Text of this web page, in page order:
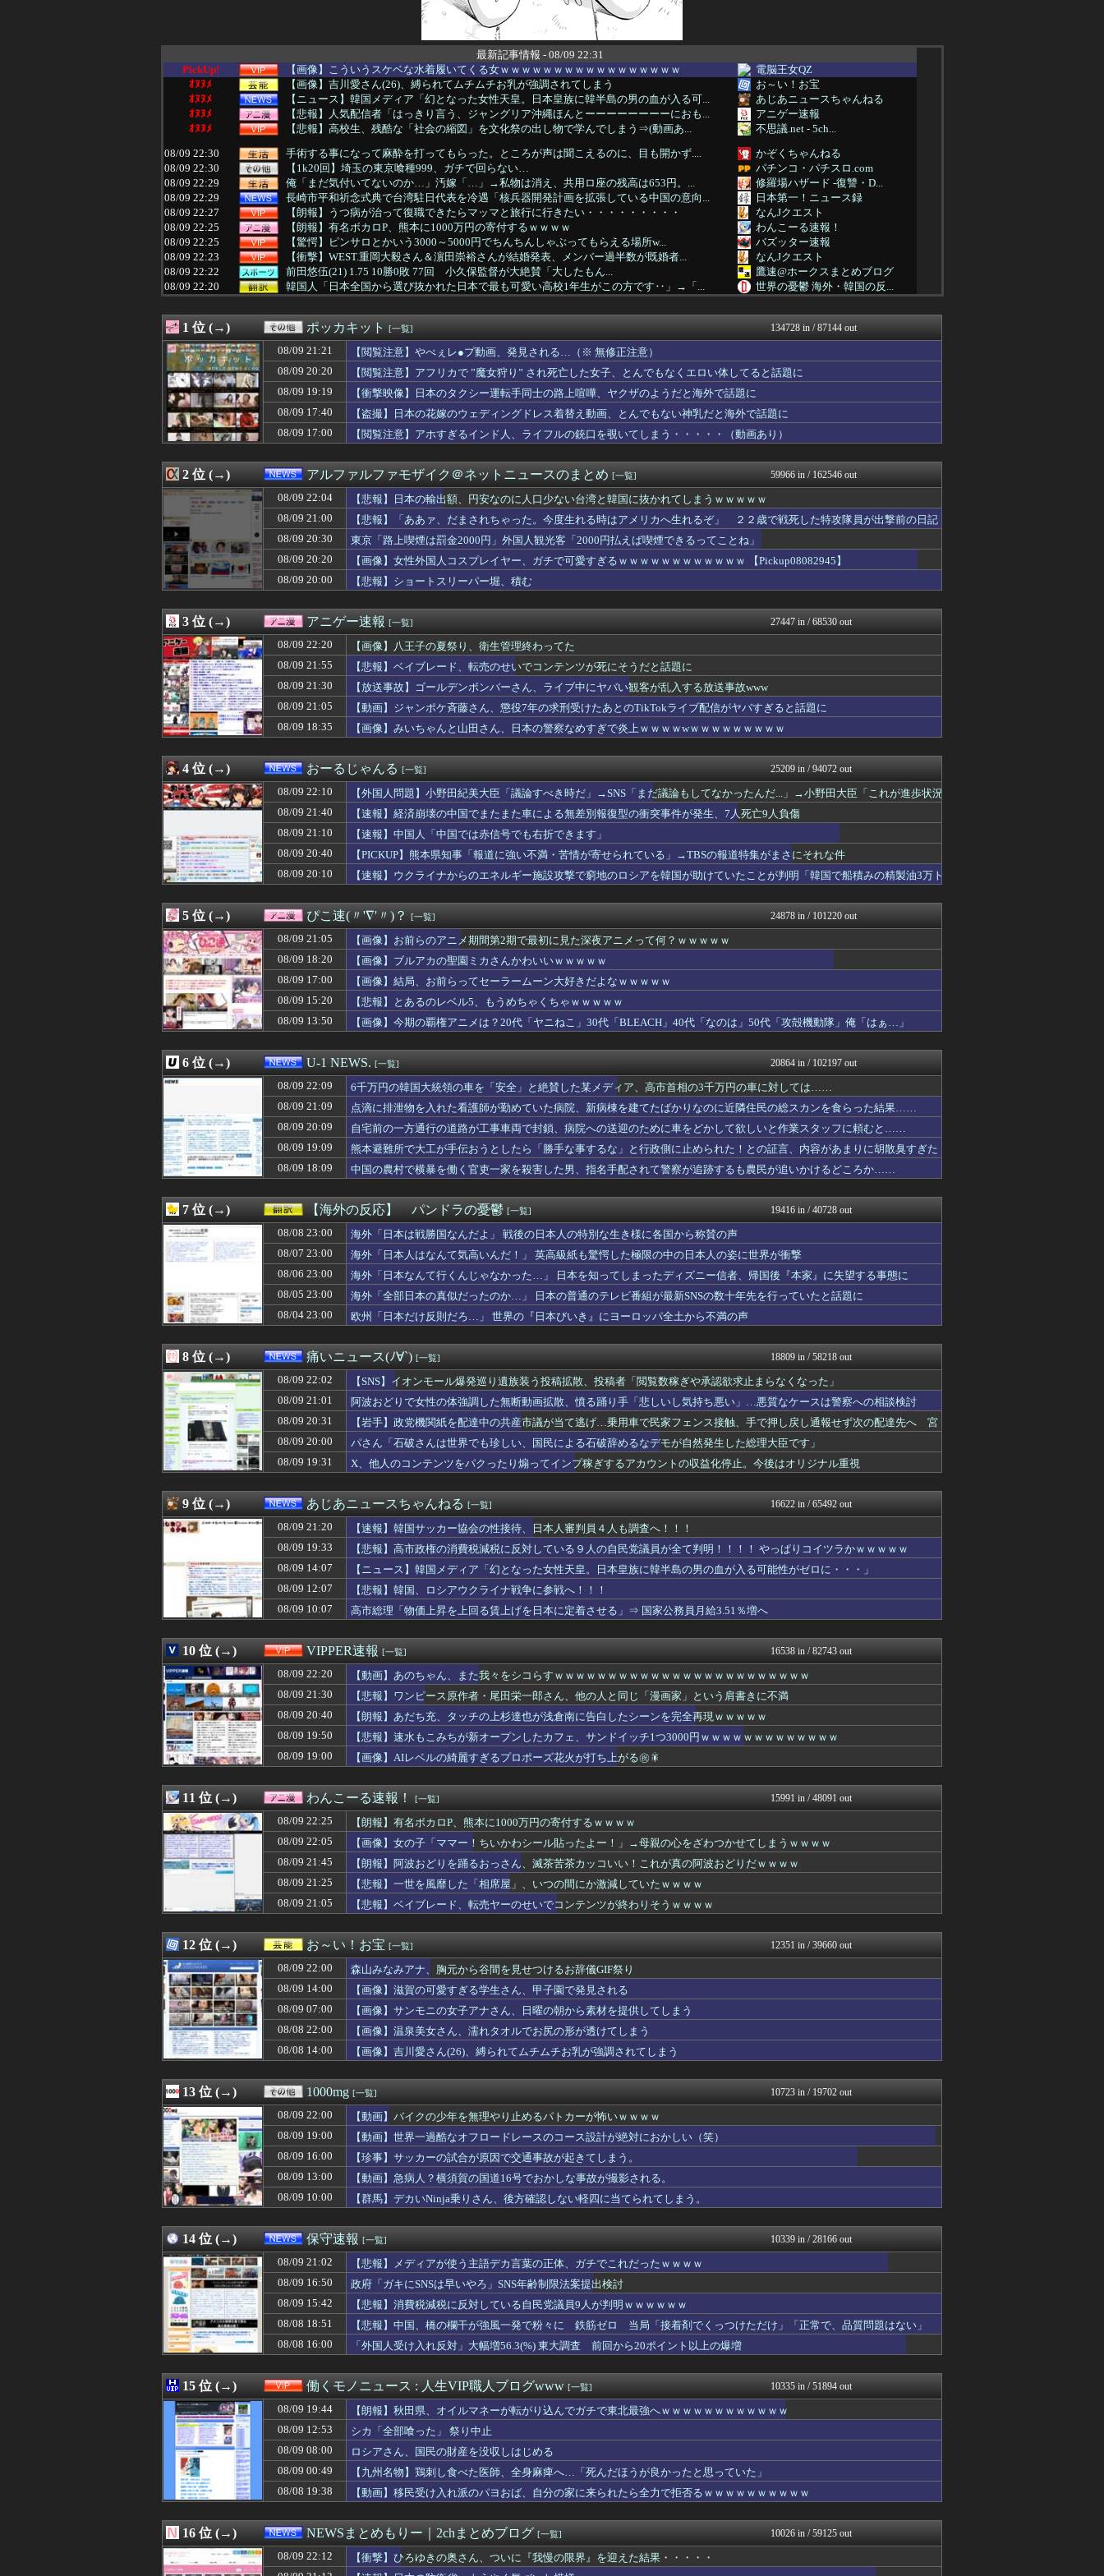
最新記事情報 - 08/09 22:31
PickUp!
【画像】こういうスケベな水着履いてくる女ｗｗｗｗｗｗｗｗｗｗｗｗｗｗｗｗｗ
電脳王女QZ
ｵﾇﾇﾒ
【画像】吉川愛さん(26)、縛られてムチムチお乳が強調されてしまう
お～い！お宝
ｵﾇﾇﾒ
【ニュース】韓国メディア「幻となった女性天皇。日本皇族に韓半島の男の血が入る可...
あじあニュースちゃんねる
ｵﾇﾇﾒ
【悲報】人気配信者「はっきり言う、ジャングリア沖縄ほんとーーーーーーーーにおも...
アニゲー速報
ｵﾇﾇﾒ
【悲報】高校生、残酷な「社会の縮図」を文化祭の出し物で学んでしまう⇒(動画あ...
不思議.net - 5ch...
08/09 22:30
手術する事になって麻酔を打ってもらった。ところが声は聞こえるのに、目も開かず....
かぞくちゃんねる
08/09 22:30
【1k20回】埼玉の東京喰種999、ガチで回らない…
パチンコ・パチスロ.com
08/09 22:29
俺「まだ気付いてないのか…」汚嫁「…」→私物は消え、共用ロ座の残高は653円。...
修羅場ハザード -復讐・D...
08/09 22:29
長崎市平和祈念式典で台湾駐日代表を冷遇「核兵器開発計画を拡張している中国の意向...
日本第一！ニュース録
08/09 22:27
【朗報】うつ病が治って復職できたらマッマと旅行に行きたい・・・・・・・・・
なんJクエスト
08/09 22:25
【朗報】有名ボカロP、熊本に1000万円の寄付するｗｗｗｗ
わんこーる速報！
08/09 22:25
【驚愕】ピンサロとかいう3000～5000円でちんちんしゃぶってもらえる場所w...
バズッター速報
08/09 22:23
【衝撃】WEST.重岡大毅さん＆濵田崇裕さんが結婚発表、メンバー過半数が既婚者...
なんJクエスト
08/09 22:22
前田悠伍(21) 1.75 10勝0敗 77回 小久保監督が大絶賛「大したもん...
鷹速@ホークスまとめブログ
08/09 22:20
韓国人「日本全国から選び抜かれた日本で最も可愛い高校1年生がこの方です‥」→「...
世界の憂鬱 海外・韓国の反...
08/09 22:20
【動画】あのちゃん、また我々をシコらすｗｗｗｗｗｗｗｗｗｗｗｗｗｗｗｗｗｗｗｗ...
VIPPER速報
08/09 22:19
阪神ファン『坂本誠志郎の偉大さを再確認した試合だった』
阪神タイガースちゃんねる
08/09 22:19
【画像】このレベルの貧乳ってｗｗｗ
08/09 22:19
【困惑】靖国神社「軍服コスプレやめろ、“慰霊”の意味考えろ」・・・・・・・・・
なんJクエスト
08/09 22:18
【速報】井上和の近影、マジでデカい。何がとは言わんが
乃木坂46まとめ 乃木りん...
08/09 22:17
店側が設定示唆はNGなのに、台自体が演出で設定示唆するのはなんで許されてるの？
08/09 22:16
【画像】400万円のイヤホンｗｗｗｗｗｗｗｗ
なんJ PRIDE
08/09 22:15
私「今年も好きです！」彼「ごめん…」→3年連続で振られ続け、諦めた翌年にまさか...
鬼女の宅配便 - 修羅場・...
08/09 22:15
【画像】在阪局の女子アナさん、なんG民好みだと話題に
ラビット速報
08/09 22:15
【朗報】セルフレジ中に後ろでただ立ってる店員さんに時給が発生するのおかしい←3...
なんJクエスト
08/09 22:15
【画像】陸上女子の中→高→大の成長記録 凄いw
まとめCUP
08/09 22:14
打球が顔面直撃の渡部聖弥、眼窩底骨折との診断
08/09 22:12
【衝撃】ひろゆきの奥さん、ついに『我慢の限界』を迎えた結果・・・・・
NEWSまとめもりー｜2c...
08/09 22:12
【平和祈念式典】長崎市長、「長崎平和宣言」の一文を読み飛ばす 「NPTの義務...
もえるあじあ(･∀･)
08/09 22:12
実の兄が彼女と浮気相手を妊娠させて実家が修羅場に。その状況で私にも悲劇が...
08/09 22:11
【朗報】ダウンタウンプラス絶好調の松本人志(62)、見た目がいまだにめっちゃ若...
mashlife通信
08/09 22:10
【悲報】お前らがPS6に求めてることって何？ｗｗｗｗｗｗｗｗｗｗ
なんJクエスト
08/09 22:10
明石家さんま、夏の甲子園の猛暑対策に指摘
08/09 22:10
【画像】綾瀬はるか、サーフィンするボディラインがHすぎる
まとめ芸能＠美女画像まとめ...
08/09 22:10
【外国人問題】小野田紀美大臣「議論すべき時だ」→SNS「まだ議論もしてなかった...
おーるじゃんる
08/09 22:09
私の名は修正の人生を歩んできた。別にキラキラネームじゃないのに
08/09 22:09
さくらみこ：３日目開店‼ ホロメンからのサムネ依頼もらったにぇ‼🎉「2025/...
トレンドの通り道
08/09 22:09
6千万円の韓国大統領の車を「安全」と絶賛した某メディア、高市首相の3千万円の車...
08/09 22:09
【悲報】高野連「暑熱対策で第2試合は13:30プレイボールや！」←こいつら
ぶる速-VIP
08/09 22:08
韓国サッカー協会、W杯で外国人審判に性接待をしていたことがバレて大炎上
ゴールデンタイムズ
08/09 22:08
【ウマ娘】カレンチャンはウマ娘の力に加えて合気道持ちだからな
ウマ娘まとめ超速報！
08/09 22:06
【画像】爆美女ギャル「彼氏に可愛いって言われたい」美容師「ええ～彼氏さん厳しい...
なんJクエスト
08/09 22:06
【動画】ロシアの少年、姉（14）の水着姿に勃起してしまうｗｗｗｗｗｗ
まにゅそく 2chまとめニ...
08/09 22:05
【驚愕】陰キャ女子、勤務中にBeRealしてる同僚をチクってクビにさせるｗｗｗ...
不思議.net - 5ch...
08/09 22:05
【特攻隊員の本音】「ああァ、だまされちゃった。今度生れる時はアメリカへ生れるぞ...
哲学ニュースnwk
08/09 22:05
【ドラゴンボール】孫悟空のスーパーサイヤ人化という、漫画史においても歴史的瞬間...
最強ジャンプ放送局
【悲報】「日本式漫画」、中国・韓国にガチ惨敗 世界標準は縦読みフルカラーへ・・...
なんJクエスト
08/09 22:05
【画像】女の子「ママー！ちいかわシール貼ったよー！」→母親の心をざわつかせてし...
08/09 22:05
【動画】∧∨女優の瀬戸環奈さん、水着姿のファンサービスで男子を喜ばせてしまうｗ...
女子アナお宝画像速報－5c...
08/09 22:05
【新造人間キャシャーン】threezero X Yoshi.「キャシャーン w...
fig速
08/09 22:05
「自衛隊は違憲」←これどう思う？
大艦巨砲主義！
08/09 22:04
今の30~40代くらいの声優大好きだけど
おたくみくす 声優まとめ
08/09 22:04
【悲報】日本の輸出額、円安なのに人口少ない台湾と韓国に抜かれてしまうｗｗｗｗｗ
アルファルファモザイク＠ネ...
08/09 22:03
大谷ドジャースが強くなったのは他球団の先見性の無さが理由？←「懐事情の差だろ」...
08/09 22:03
何回プログラミングやってもi++が頭に入ってこないんだが
かせまと！
08/09 22:03
卒業式で教え子たちに自信を持ってほしいと餞の言葉を送った。すると保護者から「学...
修羅の華-家庭・生活まとめ
08/09 22:02
【SNS】イオンモール爆発巡り遺族装う投稿拡散、投稿者「閲覧数稼ぎや承認欲求止...
08/09 22:02
※ΞガンダムってZZのハイメガキャノン受けても耐えられるの？
08/09 22:02
【画像】令和最新版・あのちゃん
いたしん！
08/09 22:01
【悲報】6年引きこもってたら発語能力消えたんやが、これどうやって直せばええんや...
凹凸ちゃんねる 発達障害・...
08/09 22:01
パソコンの正式名、一字一句正しく書けるの少数派説
08/09 22:01
みんなで知能テスト受けようぜ
資格ちゃんねる
08/09 22:01
悠仁様、友達とテントを設営し笑顔で「悠仁と呼んで」ｗｗｗｗｗｗｗｗ
なんJ PRIDE
【ウマ娘】ニシノフラワーの勝負服コスで来てる売り子のウマ娘！？
ウマ娘まとめ速報うまろぐ
08/09 22:00
【画像あり】お前らはこの「ラーメン+半チャーハン+餃子」にいくら払える？ｗｗｗ...
投資ちゃんねる
08/09 22:00
【ホロライブ】ラプ様、スロットで456確のかぐや様をぶん回すも吸われて絶望 ←...
VTuberNews
08/09 22:00
【艦これ】ポニー黒潮 他
あ艦これ ～艦隊これくしょ...
08/09 22:00
【原爆の日】自称女子児童「座り込みしてたら男性機動隊に足を掴まれて強制排除され...
モナニュース
08/09 22:00
雪歩「私もぷにぷにしたい」
えすえすログ
08/09 22:00
【ラブライブ！】ラブカやってる？
コンテンツ・声優 | ラブ...
08/09 22:00
【悲報】子持ちパパ「残念！実はゲイでしたw」"既婚ゲイ"の被害、広がる……
08/09 22:00
ラーメンに柑橘系の風味ついてるの許せる？
08/09 22:00
【動画】バイクの少年を無理やり止めるパトカーが怖いｗｗｗｗ
1000mg
08/09 22:00
【画像】ノースリーブのみく、大変なことになってるって...
乃木通 乃木坂46櫻坂46...
【画像】たこ焼き焼いてる
明日は何を食べようか
08/09 22:00
【朗報】PS6さん、PS5の2倍超の性能になる模様！
ゲーム実況者速報＠YouT...
08/09 22:00
海外「日本人は恥に関して深刻な問題を抱えている。自意識過剰だし、その意見を他人...
ガラパゴスジャパン - 海...
08/09 22:00
〈満員山手線にベビーカーで炎上〉「折りたたまず乗車できる」はずなのに…JR東日...
08/09 22:00
DeNA 3－0 広島、3タテで今季10度目の完封勝ち！片山最長6回零封で2勝...
ベイスターズNEWS
08/09 22:00
海外「監査が入る日は期限切れのサプリを全部トラックに積んで、社長の倉庫に隠して...
08/09 22:00
『エルデンリング ナイトレイン』作ってみたけど微妙だったビルドの話をしよう
けおけお速報
08/09 22:00
韓国人「漢江ベルトと市議会を民主党が占領、5選のオ・セフン市政にブレーキがかか...
韓国ニュース反応まとめ
08/09 22:00
森山みなみアナ、胸元から谷間を見せつけるお辞儀GIF祭り
お～い！お宝
08/09 22:00
【SS】果南「ダイヤんちに蔵があってさぁ」
SS！ラブライブ！
08/09 22:00
毛沢東に手紙を書いた将軍、翌月に失脚
ネトウヨにゅーす
08/09 22:00
おまえらが面白いと思ったホラー映画教えて
カンダタ速報
08/09 21:57
両親も妹も弟もウワキしていたせいで、嫁の両親から俺まで疑われた。「ウワキできそ...
素敵な鬼女様
08/09 21:55
鶏刺しを食べたお医者さん、ギラン・バレー症候群で全身麻痺 今でも車いす生活
ゴールデンタイムズ
08/09 21:55
カープ〝屈辱〟横浜に3タテされ5連敗。鈴木健矢6回1失点快投も辰見痛恨の三盗失...
広島東洋カープまとめブログ...
08/09 21:55
【悲報】ベイブレード、転売のせいでコンテンツが死にそうだと話題に
長崎の語り部の男性(84)、学生に『日本も核武装が必要』と言われびっくり [...
国難にあってもの申す！！
【朗報】小田さくら「弓桁朱琴は流行に乗らないタイプと思われたいので、シール帳は...
℃-ute派なんday
08/09 21:51
桜木花道「バスケ始めて4ヶ月で全国トップレベルのPFになりました」
バスケまとめ・COM
08/09 21:51
カナダの山火事が深刻化！住宅地にまで火の手が迫る（海外の反応）
08/09 21:50
【画像】テレ朝の並木万里菜アナが巨乳の形を丸わかりにしてしまう
アナ速‐女子アナ画像速報
08/09 21:50
池袋近くの1畳スペースに住んでるが
ふぇー速
08/09 21:49
【画像】熟女AV女優さん「40代５人の子持ちバディー どうですか？」ﾊﾟｼｬｯ
なんJミュージアム
08/09 21:48
【衝撃】ガノタ「ガンダム最強パイロットは結局アムロ」←コイツを論破したいんだが...
アニはつ -アニメ発信場-
08/09 21:47
【悲報】岡本和真さん(30)、無事にMLBに攻略される・・・・・・
なんJ PRIDE
08/09 21:47
挨拶できない子
ガールズVIPまとめ
08/09 21:47
【失笑】実家に帰ると、弟嫁から手紙を預かってるとのこと。読んでみると「あなたの...
奥様は鬼女-DQN返しまと...
08/09 21:46
赤旗配達中の共産党市議（７８）、車で民家当て逃げ
ガールズVIPまとめ
08/09 21:45
【朗報】阿波おどりを踊るおっさん、滅茶苦茶カッコいい！これが真の阿波おどりだｗ...
わんこーる速報！
08/09 21:45
阪神ファン『京セラ3連戦で学んだことはこれ』
阪神タイガースちゃんねる
08/09 21:44
【画像】いとももさんの生腋画像が…
妹はVIPPER
08/09 21:43
【俳優】中沢元紀さんが気になる（語りたい）
ガールズVIPまとめ
08/09 21:41
「そうめんともう一品」何にする？
ガールズVIPまとめ
08/09 21:41
西武・渡部聖弥、左眼窩底骨折で離脱へ
08/09 21:41
【古今東西】偉人の名言
ガールズVIPまとめ
08/09 21:41
スーパーあるある言いたい
ガールズVIPまとめ
08/09 21:41
海外「パワーヒッター！」村上宗隆が逆方向ギリギリに2試合連続26号ホームラン！...
わーすぽ 海外の反応
【日向坂46】大田美月さん、デカすぎると話題に・・・
【FF14】「クレセントアイルのサポジョブ性能は全部が妥当すぎて面白くない、弱...
08/09 21:40
【画像】ベトナムのJKさん、下着が透け透けｗｗｗwｗｗｗｗｗｗｗｗ❤
なんJミュージアム
08/09 21:40
イソジンを２０－３０倍に希釈して髪につけてすすぐといいよ
ねこのあまやどり
08/09 21:40
菅原咲月ちゃん、完全サプライズで号泣！？【乃木坂46】
坂道情報通～乃木坂46まと...
08/09 21:40
【速報】経済崩壊の中国でまたまた車による無差別報復型の衝突事件が発生、7人死亡...
08/09 21:39
66歳「年金も入ってくる年齢だし勉強するのにちょうどいいかなって」。司法試験合...
08/09 21:39
嫁「嫌いじゃないけど、好きかは分からない」俺「え…？」→突然告げられた言葉より...
鬼女はみた -修羅場・恋愛...
08/09 21:39
旦那の好きなところ、嫌なところ
ガールズVIPまとめ
08/09 21:39
【甘え】上京できなかったことがコンプレックスになってしまっている娘に、嫁が『娘...
08/09 21:38
【速報】渡辺莉奈(17)の生足、エグいだろ・・・
08/09 21:38
【動画】BYD車、高速道路で後続車にリアウインドウアタックを仕掛けてしまうｗｗ...
サイ速
08/09 21:36
日産「ノートオーラNISMO」8月に改良か？ ブラック仕様追加の可能性
ゆめ痛 -自動車まとめブロ...
08/09 21:35
韓国人「現在、日本で可愛いと話題になっている高校野球部のマネージャーがこちら…...
海外トークログ
08/09 21:35
【衝撃】幼稚園のころイキってた金持ちママが旦那が死んだ結果･････⇒！！
08/09 21:35
「おにぎりリヤカー」の美女、ついに実店舗をオープン！！
08/09 21:35
年収380万で妻子持ち家マイカー持ち貯金1000万貯まる
ふぇー速
08/09 21:34
【どこでしょう】とある政党の市議、党機関紙を配達中に当て逃げ 乗用車で民家のフ...
正義の見方
08/09 21:34
【画像】筋トレ民「俺のことチビって言う奴いるけど178㎝あるから」
08/09 21:34
【画像あり】一般作だけどエロいシーンがあって、妙にムラムラしてしまった作品
08/09 21:34
【ホロライブ】ホロドリやるのに画面にフィルムどうしてる？
ホロちゃんねる
08/09 21:33
ワイ「ニーサやろう！」マッマ「結果見せてみ？」
かせまと！
08/09 21:33
【ｼｺ画像】水着の巨乳女さん、興奮して乳首がビンビンになってしまうｗｗｗｗｗｗ...
えっ!?またここのサイト?
08/09 21:33
【朗報】元レアルの神童Ｊデビューへ！登録名「中井卓大ピピ」日本初挑戦の22歳今...
watch＠２ちゃんねる
08/09 21:32
フロムソフトウェア「『The Duskbloods』ネットワークテストに沢山の...
08/09 21:32
【画像】パン線透けまくってるOLの尻wwwwww
08/09 21:32
波乱のカナダマスターズ！フォンセカがベスト16、ホダルがベスト8へ！新時代到来...
スマッシュ速報
08/09 21:31
夫の仕事帰りに買物頼むととりあえずえー？とか不満げな返事だけしてくる
気団談
08/09 21:31
韓国人「日本人はお腹を空かして、韓国人観光客がお腹いっぱい食べるのを羨ましがっ...
コリアル
08/09 21:31
海外「なぜ実刑じゃないの？」寺社に油を撒いた日本人医師の男に下った判決に海外び...
08/09 21:31
【悲報】若槻千夏さん、変わり果てた姿で発見wwwwwww
BIPブログ
08/09 21:31
【悲報】ワイ、年下後輩が他社の人間に俺の名前を言う時に「呼び捨て」にするのが腹... おうまがタイムズ
1 位 (→) ポッカキット [一覧] 134728 in / 87144 out
08/09 21:21
【閲覧注意】やべぇレ●プ動画、発見される…（※ 無修正注意）
08/09 20:20
【閲覧注意】アフリカで ”魔女狩り” され死亡した女子、とんでもなくエロい体してると話題に
08/09 19:19
【衝撃映像】日本のタクシー運転手同士の路上喧嘩、ヤクザのようだと海外で話題に
08/09 17:40
【盗撮】日本の花嫁のウェディングドレス着替え動画、とんでもない神乳だと海外で話題に
08/09 17:00
【閲覧注意】アホすぎるインド人、ライフルの銃口を覗いてしまう・・・・・（動画あり）
2 位 (→) アルファルファモザイク＠ネットニュースのまとめ [一覧] 59966 in / 162546 out
08/09 22:04
【悲報】日本の輸出額、円安なのに人口少ない台湾と韓国に抜かれてしまうｗｗｗｗｗ
08/09 21:00
【悲報】「ああァ、だまされちゃった。今度生れる時はアメリカへ生れるぞ」 ２２歳で戦死した特攻隊員が出撃前の日記
に残した本音
08/09 20:30
東京「路上喫煙は罰金2000円」外国人観光客「2000円払えば喫煙できるってことね」
08/09 20:20
【画像】女性外国人コスプレイヤー、ガチで可愛すぎるｗｗｗｗｗｗｗｗｗｗｗｗ 【Pickup08082945】
08/09 20:00
【悲報】ショートスリーパー堀、積む
3 位 (→) アニゲー速報 [一覧] 27447 in / 68530 out
08/09 22:20
【画像】八王子の夏祭り、衛生管理終わってた
08/09 21:55
【悲報】ベイブレード、転売のせいでコンテンツが死にそうだと話題に
08/09 21:30
【放送事故】ゴールデンボンバーさん、ライブ中にヤバい観客が乱入する放送事故www
08/09 21:05
【動画】ジャンポケ斉藤さん、懲役7年の求刑受けたあとのTikTokライブ配信がヤバすぎると話題に
wwwwwwwwwwwwwwwwwwww
08/09 18:35 【画像】みいちゃんと山田さん、日本の警察なめすぎで炎上ｗｗｗｗwｗｗｗｗｗｗｗｗｗ
4 位 (→) おーるじゃんる [一覧] 25209 in / 94072 out
08/09 22:10
【外国人問題】小野田紀美大臣「議論すべき時だ」→SNS「まだ議論もしてなかったんだ...」→小野田大臣「これが進歩状況
です」めちゃくちゃ仕事していた！
08/09 21:40
【速報】経済崩壊の中国でまたまた車による無差別報復型の衝突事件が発生、7人死亡9人負傷
08/09 21:10
【速報】中国人「中国では赤信号でも右折できます」
08/09 20:40
【PICKUP】熊本県知事「報道に強い不満・苦情が寄せられている」→TBSの報道特集がまさにそれな件
08/09 20:10
【速報】ウクライナからのエネルギー施設攻撃で窮地のロシアを韓国が助けていたことが判明「韓国で船積みの精製油3万ト
5 位 (→) ぴこ速(〃'∇'〃)？ [一覧] 24878 in / 101220 out
08/09 21:05
【画像】お前らのアニメ期間第2期で最初に見た深夜アニメって何？ｗｗｗｗｗ
08/09 18:20
【画像】ブルアカの聖園ミカさんかわいいｗｗｗｗｗ
08/09 17:00
【画像】結局、お前らってセーラームーン大好きだよなｗｗｗｗｗ
08/09 15:20
【悲報】とあるのレベル5、もうめちゃくちゃｗｗｗｗｗ
08/09 13:50
【画像】今期の覇権アニメは？20代「ヤニねこ」30代「BLEACH」40代「なのは」50代「攻殻機動隊」俺「はぁ…」
6 位 (→) U-1 NEWS. [一覧] 20864 in / 102197 out
08/09 22:09
6千万円の韓国大統領の車を「安全」と絶賛した某メディア、高市首相の3千万円の車に対しては……
08/09 21:09
点滴に排泄物を入れた看護師が勤めていた病院、新病棟を建てたばかりなのに近隣住民の総スカンを食らった結果……
08/09 20:09
自宅前の一方通行の道路が工事車両で封鎖、病院への送迎のために車をどかして欲しいと作業スタッフに頼むと……
08/09 19:09
熊本避難所で大工が手伝おうとしたら「勝手な事するな」と行政側に止められた！との証言、内容があまりに胡散臭すぎた
結果……
08/09 18:09 中国の農村で横暴を働く官吏一家を殺害した男、指名手配されて警察が追跡するも農民が追いかけるどころか……
7 位 (→) 【海外の反応】 パンドラの憂鬱 [一覧] 19416 in / 40728 out
08/08 23:00
海外「日本は戦勝国なんだよ」 戦後の日本人の特別な生き様に各国から称賛の声
08/07 23:00
海外「日本人はなんて気高いんだ！」 英高級紙も驚愕した極限の中の日本人の姿に世界が衝撃
08/06 23:00
海外「日本なんて行くんじゃなかった…」 日本を知ってしまったディズニー信者、帰国後『本家』に失望する事態に
08/05 23:00
海外「全部日本の真似だったのか…」 日本の普通のテレビ番組が最新SNSの数十年先を行っていたと話題に
08/04 23:00
欧州「日本だけ反則だろ…」 世界の『日本びいき』にヨーロッパ全土から不満の声
8 位 (→) 痛いニュース(ﾉ∀`) [一覧] 18809 in / 58218 out
08/09 22:02
【SNS】イオンモール爆発巡り遺族装う投稿拡散、投稿者「閲覧数稼ぎや承認欲求止まらなくなった」
08/09 21:01
阿波おどりで女性の体強調した無断動画拡散、憤る踊り手「悲しいし気持ち悪い」…悪質なケースは警察への相談検討
08/09 20:31
【岩手】政党機関紙を配達中の共産市議が当て逃げ…乗用車で民家フェンス接触、手で押し戻し通報せず次の配達先へ 宮
古
08/09 20:00
パさん「石破さんは世界でも珍しい、国民による石破辞めるなデモが自然発生した総理大臣です」
08/09 19:31
X、他人のコンテンツをパクったり煽ってインプ稼ぎするアカウントの収益化停止。今後はオリジナル重視
9 位 (→) あじあニュースちゃんねる [一覧] 16622 in / 65492 out
08/09 21:20
【速報】韓国サッカー協会の性接待、日本人審判員４人も調査へ！！！
08/09 19:33
【悲報】高市政権の消費税減税に反対している９人の自民党議員が全て判明！！！！ やっぱりコイツラかｗｗｗｗｗ
08/09 14:07
【ニュース】韓国メディア「幻となった女性天皇。日本皇族に韓半島の男の血が入る可能性がゼロに・・・」
08/09 12:07
【悲報】韓国、ロシアウクライナ戦争に参戦へ！！！
08/09 10:07
高市総理「物価上昇を上回る賃上げを日本に定着させる」⇒ 国家公務員月給3.51％増へ
10 位 (→) VIPPER速報 [一覧] 16538 in / 82743 out
08/09 22:20
【動画】あのちゃん、また我々をシコらすｗｗｗｗｗｗｗｗｗｗｗｗｗｗｗｗｗｗｗｗｗｗｗｗ
08/09 21:30
【悲報】ワンピース原作者・尾田栄一郎さん、他の人と同じ「漫画家」という肩書きに不満
08/09 20:40
【朗報】あだち充、タッチの上杉達也が浅倉南に告白したシーンを完全再現ｗｗｗｗｗ
08/09 19:50
【悲報】速水もこみちが新オープンしたカフェ、サンドイッチ1つ3000円ｗｗｗｗｗｗｗｗｗｗｗｗｗ
08/09 19:00
【画像】AIレベルの綺麗すぎるプロポーズ花火が打ち上がる㊗🎇
11 位 (→) わんこーる速報！ [一覧] 15991 in / 48091 out
08/09 22:25
【朗報】有名ボカロP、熊本に1000万円の寄付するｗｗｗｗ
08/09 22:05
【画像】女の子「ママー！ちいかわシール貼ったよー！」→母親の心をざわつかせてしまうｗｗｗｗ
08/09 21:45
【朗報】阿波おどりを踊るおっさん、滅茶苦茶カッコいい！これが真の阿波おどりだｗｗｗｗ
08/09 21:25
【悲報】一世を風靡した「相席屋」、いつの間にか激減していたｗｗｗｗ
08/09 21:05
【悲報】ベイブレード、転売ヤーのせいでコンテンツが終わりそうｗｗｗｗ
12 位 (→) お～い！お宝 [一覧] 12351 in / 39660 out
08/09 22:00
森山みなみアナ、胸元から谷間を見せつけるお辞儀GIF祭り
08/09 14:00
【画像】滋賀の可愛すぎる学生さん、甲子園で発見される
08/09 07:00
【画像】サンモニの女子アナさん、日曜の朝から素材を提供してしまう
08/08 22:00
【画像】温泉美女さん、濡れタオルでお尻の形が透けてしまう
08/08 14:00
【画像】吉川愛さん(26)、縛られてムチムチお乳が強調されてしまう
13 位 (→) 1000mg [一覧] 10723 in / 19702 out
08/09 22:00
【動画】バイクの少年を無理やり止めるパトカーが怖いｗｗｗｗ
08/09 19:00
【動画】世界一過酷なオフロードレースのコース設計が絶対におかしい（笑）
08/09 16:00
【珍事】サッカーの試合が原因で交通事故が起きてしまう。
08/09 13:00
【動画】急病人？横須賀の国道16号でおかしな事故が撮影される。
08/09 10:00
【群馬】デカいNinja乗りさん、後方確認しない軽四に当てられてしまう。
14 位 (→) 保守速報 [一覧] 10339 in / 28166 out
08/09 21:02
【悲報】メディアが使う主語デカ言葉の正体、ガチでこれだったｗｗｗｗ
08/09 16:50
政府「ガキにSNSは早いやろ」SNS年齢制限法案提出検討
08/09 15:42
【悲報】消費税減税に反対している自民党議員9人が判明ｗｗｗｗｗｗ
08/08 18:51
【悲報】中国、橋の欄干が強風一発で粉々に 鉄筋ゼロ 当局「接着剤でくっつけただけ」「正常で、品質問題はない」
08/08 16:00
「外国人受け入れ反対」大幅増56.3(%) 東大調査 前回から20ポイント以上の爆増
15 位 (→) 働くモノニュース : 人生VIP職人ブログwww [一覧] 10335 in / 51894 out
08/09 19:44
【朗報】秋田県、オイルマネーが転がり込んでガチで東北最強へｗｗｗｗｗｗｗｗｗｗｗｗ
08/09 12:53
シカ「全部喰った」 祭り中止
08/09 08:00
ロシアさん、国民の財産を没収しはじめる
08/09 00:49
【九州名物】鶏刺し食べた医師、全身麻痺へ…「死んだほうが良かったと思っていた」
08/08 19:38
【動画】移民受け入れ派のパヨおば、自分の家に来られたら全力で拒否るｗｗｗｗｗｗｗｗｗｗ
16 位 (→) NEWSまとめもりー｜2chまとめブログ [一覧] 10026 in / 59125 out
08/09 22:12
【衝撃】ひろゆきの奥さん、ついに『我慢の限界』を迎えた結果・・・・・